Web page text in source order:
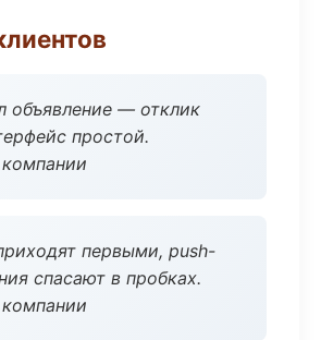
объявление — отклик
простой.
первыми, push-
спасают в пробках.